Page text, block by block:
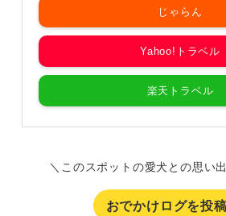
じゃらん
Yahoo!トラベル
楽天トラベル
＼このスポットの愛犬との思い
おでかけログを投